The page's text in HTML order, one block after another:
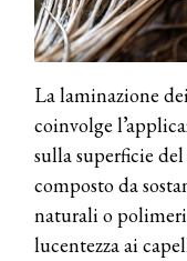
La laminazione
coinvolge
sulla superficie
composto da
naturali o
lucentezza ai